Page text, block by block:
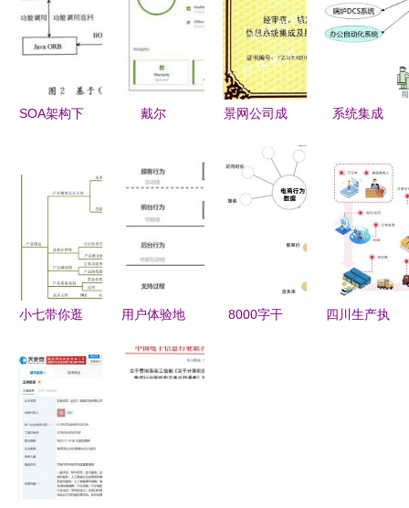
SOA架构下
的设计与实
戴尔
R740机架
测 信息系
统集成服务
景网公司成
系统集成及
服务资质，
系统集成
变的信息化
资源整合之
道
小七带你逛
学习如何为
产品人提升
效率与质量
的信息系统
集成服务
用户体验地
图 信息系
8000字干
四川生产执